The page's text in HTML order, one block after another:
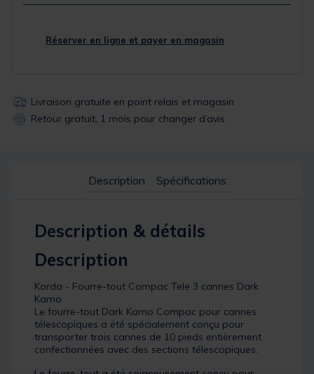
Réserver en ligne et payer en magasin
Livraison gratuite en point relais et magasin
Retour gratuit, 1 mois pour changer d’avis
Description Spécifications
Description & détails
Description
Korda - Fourre-tout Compac Tele 3 cannes Dark
Kamo
Le fourre-tout Dark Kamo Compac pour cannes
télescopiques a été spécialement conçu pour
transporter trois cannes de 10 pieds entièrement
confectionnées avec des sections télescopiques.